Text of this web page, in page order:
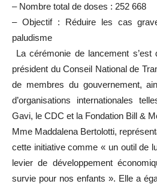
– Nombre total de doses : 252 668
– Objectif : Réduire les cas
paludisme
La cérémonie de lancement
président du Conseil National de
de membres du gouvernement,
d’organisations internationales
Gavi, le CDC et la Fondation Bill &
Mme Maddalena Bertolotti,
cette initiative comme « un outil de
levier de développement
survie pour nos enfants ». Elle a